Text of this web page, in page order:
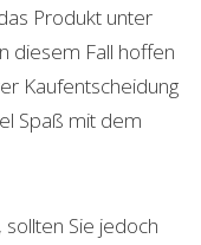
Produkt unter
diesem Fall hoffen
Kaufentscheidung
Spaß mit dem
, sollten Sie jedoch